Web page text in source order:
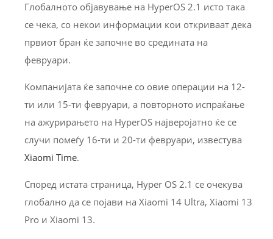
Глобалното објавување на HyperOS 2.1 исто така
се чека, со некои информации кои откриваат дека
првиот бран ќе започне во средината на
февруари.
Компанијата ќе започне со овие операции на 12-
ти или 15-ти февруари, а повторното испраќање
на ажурирањето на HyperOS најверојатно ќе се
случи помеѓу 16-ти и 20-ти февруари, известува
Xiaomi Time.
Според истата страница, Hyper OS 2.1 се очекува
глобално да се појави на Xiaomi 14 Ultra, Xiaomi 13
Pro и Xiaomi 13.